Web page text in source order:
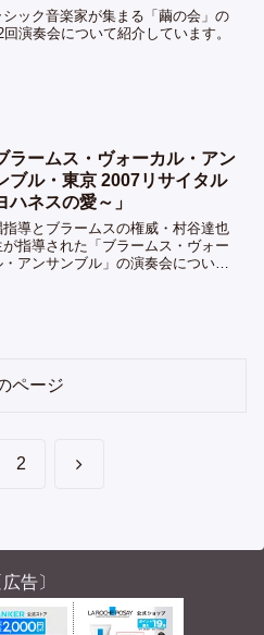
シック音楽家が集まる「繭の会」の
回演奏会について紹介しています。
ラームス・ヴォーカル・アン
ブル・東京 2007リサイタル
ハネスの愛～」
指導とブラームスの権威・村谷達也
が指導された「ブラームス・ヴォー
・アンサンブル」の演奏会について
ページ
2 次
広告〕